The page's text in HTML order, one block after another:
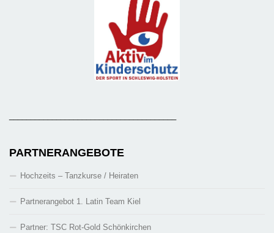
PARTNERANGEBOTE
Hochzeits – Tanzkurse / Heiraten
Partnerangebot 1. Latin Team Kiel
Partner: TSC Rot-Gold Schönkirchen